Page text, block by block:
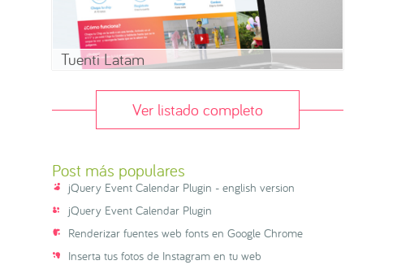
Tuenti Latam
Ver listado completo
Post más populares
jQuery Event Calendar Plugin - english version
jQuery Event Calendar Plugin
Renderizar fuentes web fonts en Google Chrome
Inserta tus fotos de Instagram en tu web